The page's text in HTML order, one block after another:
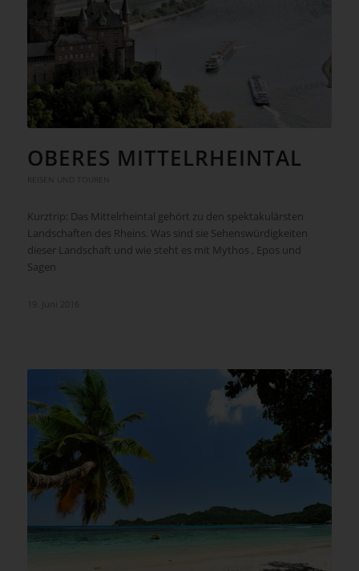
OBERES MITTELRHEINTAL
Kurztrip: Das Mittelrheintal gehört zu den spektakulärsten
Landschaften des Rheins. Was sind sie Sehenswürdigkeiten
dieser Landschaft und wie steht es mit Mythos , Epos und
Sagen